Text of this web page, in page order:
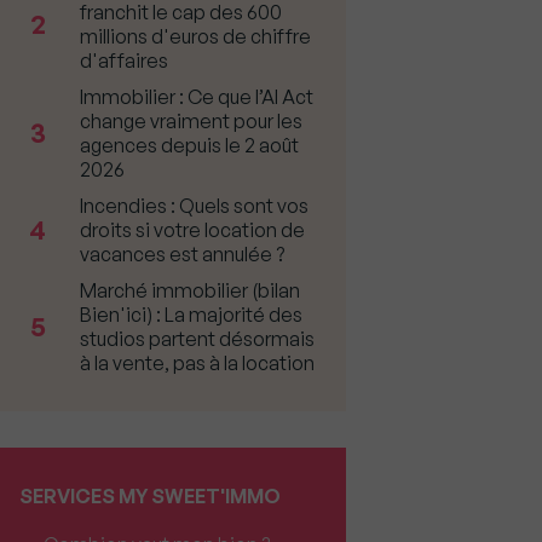
2
franchit le cap des 600
millions d'euros de chiffre
d'affaires
3
Immobilier : Ce que l’AI Act
change vraiment pour les
agences depuis le 2 août
2026
4
Incendies : Quels sont vos
droits si votre location de
vacances est annulée ?
5
Marché immobilier (bilan
Bien'ici) : La majorité des
studios partent désormais
à la vente, pas à la location
SERVICES MY SWEET'IMMO